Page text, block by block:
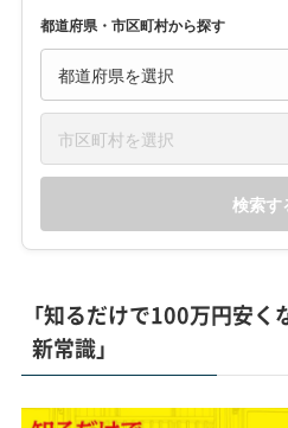
都道府県・市区町村から探す
検索す
「知るだけで100万円安
新常識」